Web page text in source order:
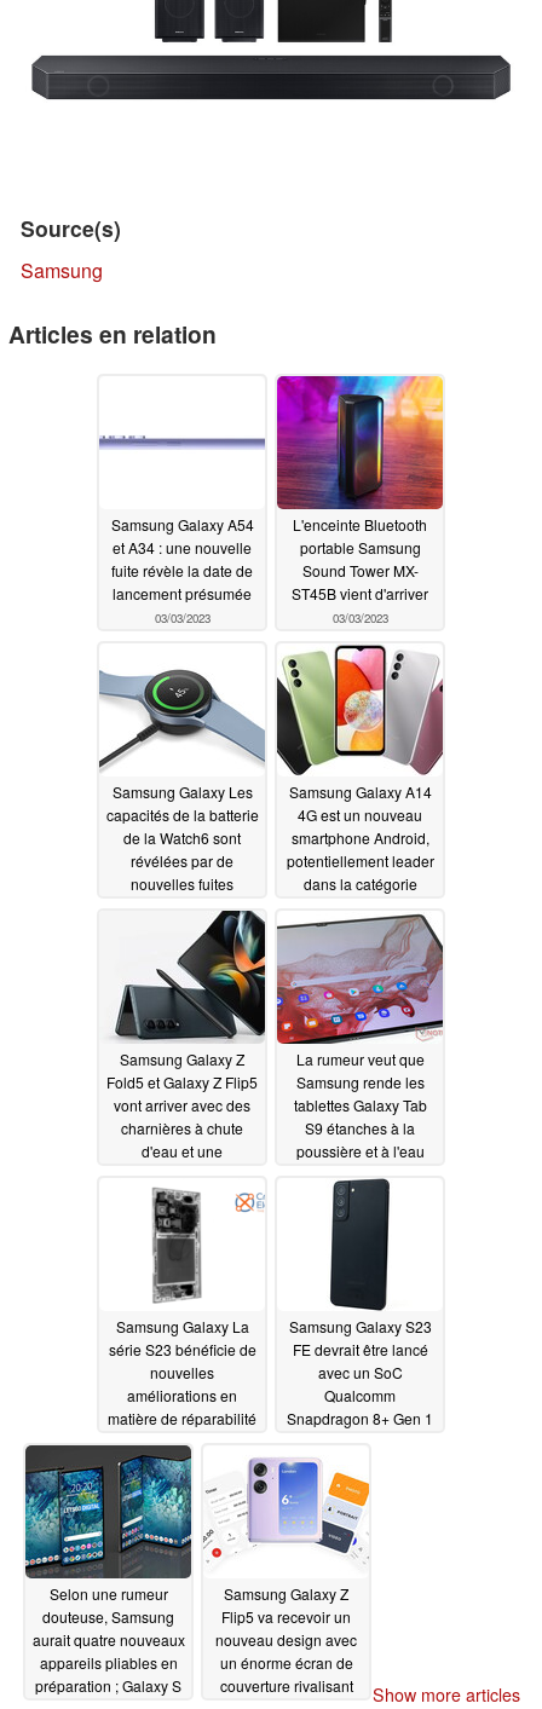
Source(s)
Samsung
Articles en relation
Samsung Galaxy A54
et A34 : une nouvelle
fuite révèle la date de
lancement présumée
03/03/2023
L'enceinte Bluetooth
portable Samsung
Sound Tower MX-
ST45B vient d'arriver
03/03/2023
Samsung Galaxy Les
capacités de la batterie
de la Watch6 sont
révélées par de
nouvelles fuites
Samsung Galaxy A14
4G est un nouveau
smartphone Android,
potentiellement leader
dans la catégorie
Samsung Galaxy Z
Fold5 et Galaxy Z Flip5
vont arriver avec des
charnières à chute
d'eau et une
02/25/2023
La rumeur veut que
Samsung rende les
tablettes Galaxy Tab
S9 étanches à la
poussière et à l'eau
02/24/2023
Samsung Galaxy La
série S23 bénéficie de
nouvelles
améliorations en
matière de réparabilité
en 202302/23/2023
Samsung Galaxy S23
FE devrait être lancé
avec un SoC
Qualcomm
Snapdragon 8+ Gen 1
Selon une rumeur
douteuse, Samsung
aurait quatre nouveaux
appareils pliables en
préparation ; Galaxy S
Samsung Galaxy Z
Flip5 va recevoir un
nouveau design avec
un énorme écran de
couverture rivalisant
Show more articles